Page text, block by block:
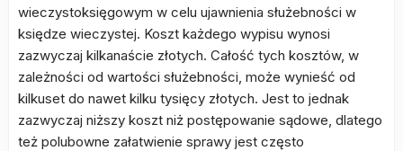
wieczystoksięgowym w celu ujawnienia służebności w
księdze wieczystej. Koszt każdego wypisu wynosi
zazwyczaj kilkanaście złotych. Całość tych kosztów, w
zależności od wartości służebności, może wynieść od
kilkuset do nawet kilku tysięcy złotych. Jest to jednak
zazwyczaj niższy koszt niż postępowanie sądowe, dlatego
też polubowne załatwienie sprawy jest często